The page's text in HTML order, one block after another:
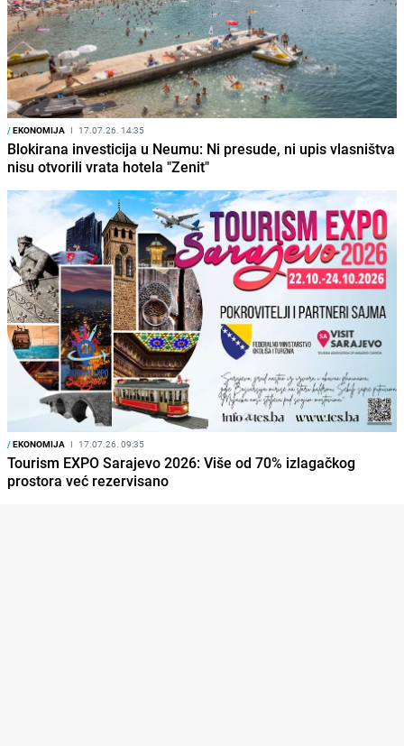
/EKONOMIJA I 17.07.26. 14:35
Blokirana investicija u Neumu: Ni presude, ni upis vlasništva
nisu otvorili vrata hotela "Zenit"
/EKONOMIJA I 17.07.26. 09:35
Tourism EXPO Sarajevo 2026: Više od 70% izlagačkog
prostora već rezervisano